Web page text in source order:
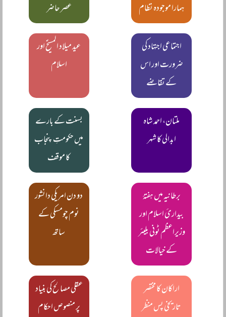
ہمارا موجودہ نظام
عصر حاضر
اجتماعی اجتہاد کی
ضرورت اور اس
کے تقاضے
عید میلاد المسیحؑ اور
اسلام
ملتان، احمد شاہ
ابدالی کا شہر
بسنت کے بارے
میں حکومتِ پنجاب
کا موقف
برطانیہ میں ہفتۂ
بیدارئ اسلام اور
وزیراعظم ٹونی بلیئر
کے خیالات
دو دن امریکی دانشور
نوم چومسکی کے
ساتھ
اراکان کا مختصر
تاریخی پس منظر
عقلی مصالح کی بنیاد
پر منصوص احکام